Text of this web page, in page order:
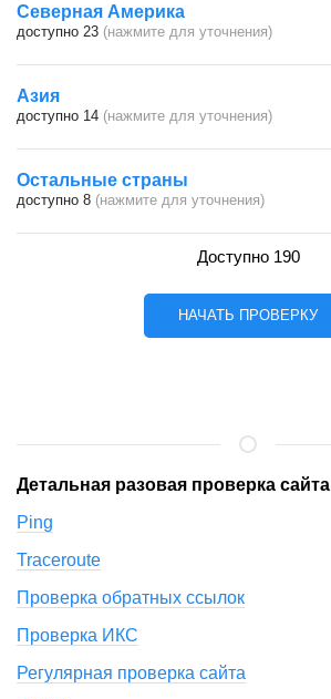
Северная Америка
доступно 23 (нажмите для уточнения)
Азия
доступно 14 (нажмите для уточнения)
Остальные страны
доступно 8 (нажмите для уточнения)
Доступно 190
Детальная разовая проверка сайта
Ping
Traceroute
Проверка обратных ссылок
Проверка ИКС
Регулярная проверка сайта